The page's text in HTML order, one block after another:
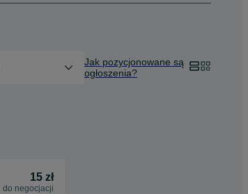
Jak pozycjonowane są
ogłoszenia?
15 zł
do negocjacji